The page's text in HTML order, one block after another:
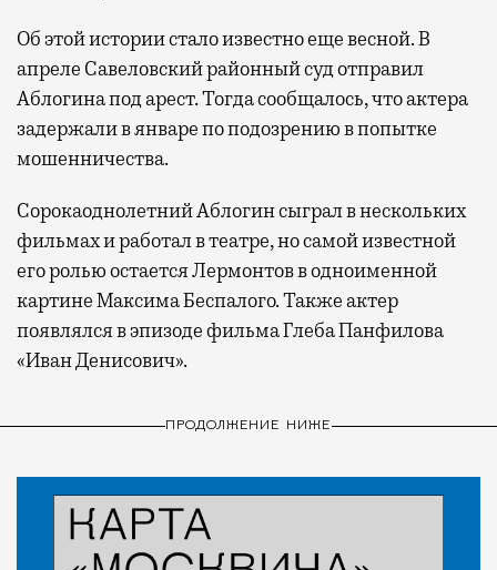
Об этой истории стало известно еще весной. В
апреле Савеловский районный суд отправил
Аблогина под арест. Тогда сообщалось, что актера
задержали в январе по подозрению в попытке
мошенничества.
Сорокаоднолетний Аблогин сыграл в нескольких
фильмах и работал в театре, но самой известной
его ролью остается Лермонтов в одноименной
картине Максима Беспалого. Также актер
появлялся в эпизоде фильма Глеба Панфилова
«Иван Денисович».
ПРОДОЛЖЕНИЕ НИЖЕ